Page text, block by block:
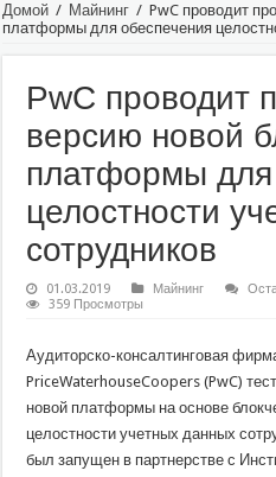
Домой / Майнинг / PwC проводит
платформы для обеспечения
PwC проводит
версию новой
платформы для
целостности
сотрудников
01.03.2019 Майнинг
359 Просмотры
Аудиторско-консалтинговая
PriceWaterhouseCoopers (PwC)
новой платформы на основе
целостности учетных данных
был запущен в партнерстве с